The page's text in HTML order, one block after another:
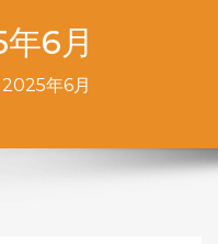
6月
2025年6月